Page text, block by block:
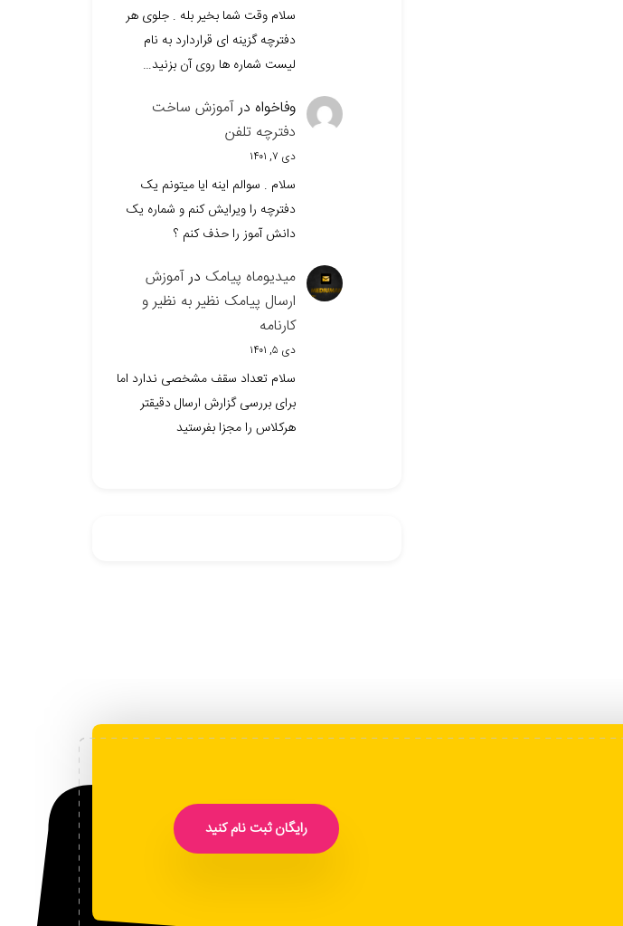
سلام وقت شما بخیر بله . جلوی هر
دفترچه گزینه ای قراردارد به نام
لیست شماره ها روی آن بزنید…
وفاخواه درآموزش ساخت
دفترچه تلفن
دی ۷, ۱۴۰۱
سلام . سوالم اینه ایا میتونم یک
دفترچه را ویرایش کنم و شماره یک
دانش آموز را حذف کنم ؟
میدیوماه پیامک درآموزش
ارسال پیامک نظیر به نظیر و
کارنامه
دی ۵, ۱۴۰۱
سلام تعداد سقف مشخصی ندارد اما
برای بررسی گزارش ارسال دقیقتر
هرکلاس را مجزا بفرستید
رایگان ثبت نام کنید